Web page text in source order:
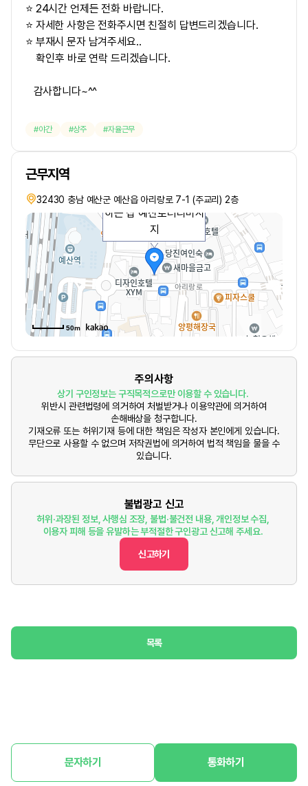
⭐ 24시간 언제든 전화 바랍니다.
⭐ 자세한 사항은 전화주시면 친절히 답변드리겠습니다.
⭐ 부재시 문자 남겨주세요..
확인후 바로 연락 드리겠습니다.
감사합니다~^^
야간 상주 자율근무
근무지역
32430 충남 예산군 예산읍 아리랑로 7-1 (주교리) 2층
예산역 앞 오랫동안 운영
하는 샵 예산로터리마사
지
50m
주의사항
상기 구인정보는 구직목적으로만 이용할 수 있습니다.
위반시 관련법령에 의거하여 처벌받거나 이용약관에 의거하여
손해배상을 청구합니다.
기재오류 또는 허위기재 등에 대한 책임은 작성자 본인에게 있습니다.
무단으로 사용할 수 없으며 저작권법에 의거하여 법적 책임을 물을 수
있습니다.
불법광고 신고
허위·과장된 정보, 사행심 조장, 불법·불건전 내용, 개인정보 수집,
이용자 피해 등을 유발하는 부적절한 구인광고 신고해 주세요.
신고하기
목록
문자하기 통화하기
홈 구인정보 구직정보